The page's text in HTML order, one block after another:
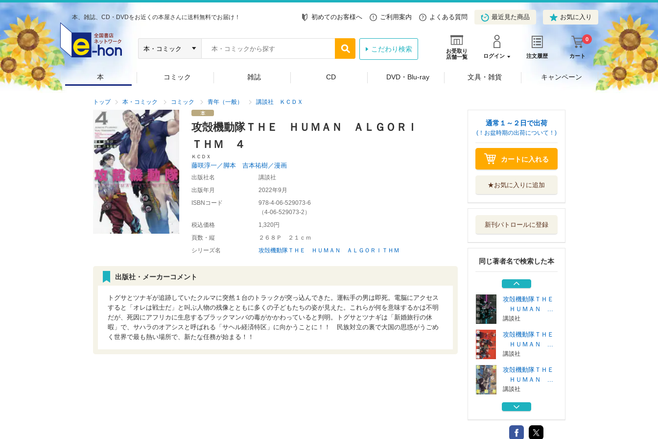
本、雑誌、CD・DVDをお近くの本屋さんに送料無料でお届け！ 初めてのお客様へ ご利用案内 よくある質問 最近見た商品 お気に入り
お受取り
店舗一覧
ログイン 注文履歴 カート
0
こだわり検索
本 コミック 雑誌 CD DVD・Blu-ray 文具・雑貨 キャンペーン
トップ 本・コミック コミック 青年（一般） 講談社 ＫＣＤＸ
攻殻機動隊ＴＨＥ ＨＵＭＡＮ ＡＬＧＯＲＩ
ＴＨＭ ４
ＫＣＤＸ
藤咲淳一／脚本 吉本祐樹／漫画
出版社名
講談社
出版年月
2022年9月
ISBNコード
978-4-06-529073-6
（4-06-529073-2 ）
税込価格
1,320円
頁数・縦
２６８Ｐ ２１ｃｍ
シリーズ名
攻殻機動隊ＴＨＥ ＨＵＭＡＮ ＡＬＧＯＲＩＴＨＭ
出版社・メーカーコメント
トグサとツナギが追跡していたクルマに突然１台のトラックが突っ込んできた。運転手の男は即死。電脳にアクセス
すると「オレは戦士だ」と叫ぶ人物の残像とともに多くの子どもたちの姿が見えた。これらが何を意味するかは不明
だが、死因にアフリカに生息するブラックマンバの毒がかかわっていると判明。トグサとツナギは「新婚旅行の休
暇」で、サハラのオアシスと呼ばれる「サヘル経済特区」に向かうことに！！ 民族対立の裏で大国の思惑がうごめ
く世界で最も熱い場所で、新たな任務が始まる！！
通常１～２日で出荷
(！お盆時期の出荷について！)
カートに入れる
★お気に入りに追加
新刊パトロールに登録
同じ著者名で検索した本
攻殻機動隊ＴＨＥ
ＨＵＭＡＮ ...
攻殻機動隊ＴＨＥ
講談社
攻殻機動隊ＴＨＥ
ＨＵＭＡＮ ...
講談社
攻殻機動隊ＴＨＥ
ＨＵＭＡＮ ...
講談社
攻殻機動隊ＴＨＥ
ＨＵＭＡＮ ...
講談社
攻殻機動隊ＴＨＥ
ＨＵＭＡＮ ...
講談社
攻殻機動隊ＴＨＥ
講談社